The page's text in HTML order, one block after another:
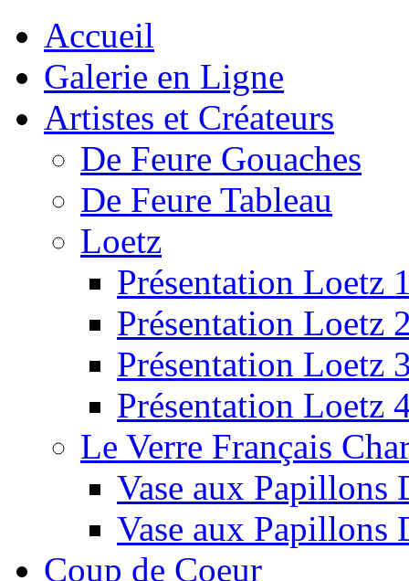
Accueil
Galerie en Ligne
Artistes et Créateurs
De Feure Gouaches
De Feure Tableau
Loetz
Présentation Loetz
Présentation Loetz
Présentation Loetz
Présentation Loetz
Le Verre Français
Vase aux Papillons
Vase aux Papillons
Coup de Coeur